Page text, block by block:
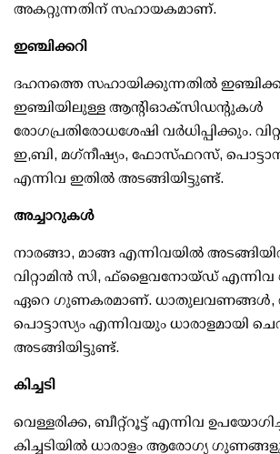
അകറ്റുന്നതിന് സഹായകമാണ്.
ഇഞ്ചിക്കറി
ദഹനത്തെ സഹായിക്കുന്നതില്‍
ഇഞ്ചിയിലുള്ള ആന്റിഓക്സിഡന്റുകള്‍
രോഗപ്രതിരോധശേഷി വര്‍ധിപ്പിക്കും.
ഇ,ബി, മഗ്‌നീഷ്യം, ഫോസ്ഫറസ്,
എന്നിവ ഇതില്‍ അടങ്ങിയിട്ടുണ്ട്.
അച്ചാറുകള്‍
നാരങ്ങാ, മാങ്ങ എന്നിവയില്‍
വിറ്റാമിന്‍ സി, ഫ്ളൈവനോയ്ഡ് എന്നിവ
ഏറെ ഗുണകരമാണ്. ധാതുലവണങ്ങള്‍,
പൊട്ടാസ്യം എന്നിവയും ധാരാളമായി
അടങ്ങിയിട്ടുണ്ട്.
കിച്ചടി
വെള്ളരിക്ക, ബീറ്റ്റൂട്ട് എന്നിവ
കിച്ചടിയില്‍ ധാരാളം ആരോഗ്യ